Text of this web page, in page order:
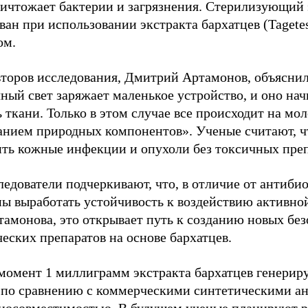
бактерии и загрязнения.
при использовании экстракта бархатцев
исследования, Дмитрий Артамонов,
свет заряжает маленькое устройство, и оно
ткани. Только в этом случае все происходит на
природных компонентов». Ученые считают,
кожные инфекции и опухоли без токсичных
подчеркивают, что, в отличие от
выработать устойчивость к воздействию
это открывает путь к созданию новых
препаратов на основе бархатцев.
1 миллиграмм экстракта бархатцев
сравнению с коммерческими синтетическими